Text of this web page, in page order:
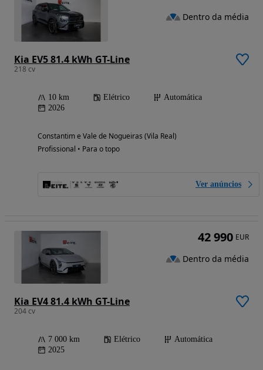
Kia EV5 81.4 kWh GT-Line
218 cv
10 km Elétrico
Automática
2026
Constantim e Vale de Nogueiras (Vila Real)
Profissional • Para o topo
Ver anúncios
Dentro da média
Kia EV4 81.4 kWh GT-Line
204 cv
7 000 km Elétrico
Automática
2025
42 990 EUR
Dentro da média